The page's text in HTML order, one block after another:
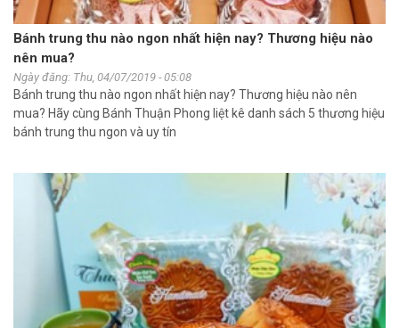
Bánh trung thu nào ngon nhất hiện nay? Thương hiệu nào
nên mua?
Ngày đăng: Thu, 04/07/2019 - 05:08
Bánh trung thu nào ngon nhất hiện nay? Thương hiệu nào nên
mua? Hãy cùng Bánh Thuận Phong liệt kê danh sách 5 thương hiệu
bánh trung thu ngon và uy tín